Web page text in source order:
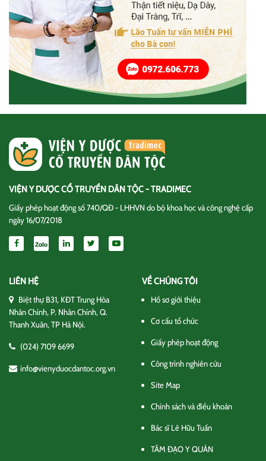
VIỆN Y DƯỢC CỔ TRUYỀN DÂN TỘC - TRADIMEC
Giấy phép hoạt động số 740/QĐ - LHHVN do bộ khoa học và công nghệ cấp
ngày 16/07/2018
LIÊN HỆ
Biệt thự B31, KĐT Trung Hòa
Nhân Chính, P. Nhân Chính, Q.
Thanh Xuân, TP Hà Nội.
(024) 7109 6699
info@vienyduocdantoc.org.vn
VỀ CHÚNG TÔI
Hồ sơ giới thiệu
Cơ cấu tổ chức
Giấy phép hoạt động
Công trình nghiên cứu
Site Map
Chính sách và điều khoản
Bác sĩ Lê Hữu Tuấn
TÂM ĐẠO Y QUÁN